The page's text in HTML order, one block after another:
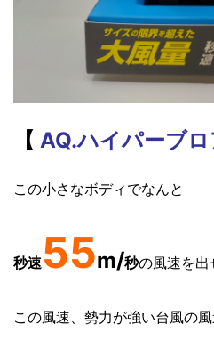
【 AQ.ハイパーブ
この小さなボディでなんと
秒速55m/秒の風速を出
この風速、勢力が強い台風の風